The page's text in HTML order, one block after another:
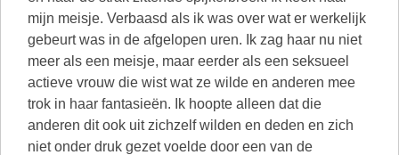
mijn meisje. Verbaasd als ik was over wat er werkelijk
gebeurt was in de afgelopen uren. Ik zag haar nu niet
meer als een meisje, maar eerder als een seksueel
actieve vrouw die wist wat ze wilde en anderen mee
trok in haar fantasieën. Ik hoopte alleen dat die
anderen dit ook uit zichzelf wilden en deden en zich
niet onder druk gezet voelde door een van de